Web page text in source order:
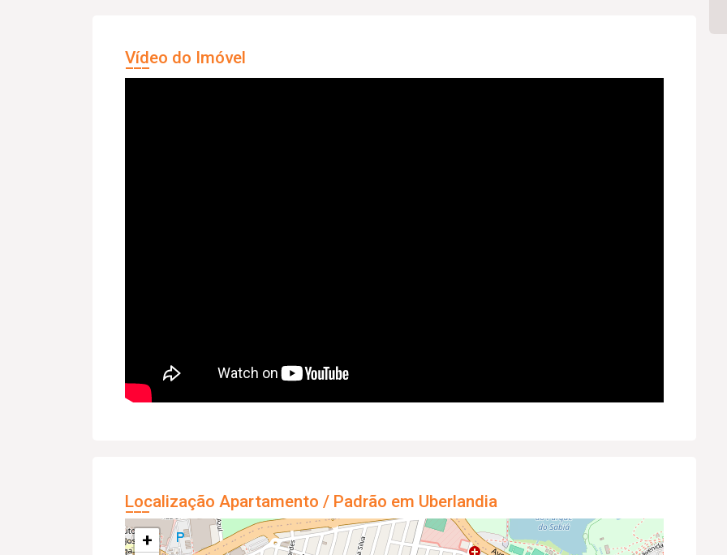
Vídeo do Imóvel
Localização Apartamento / Padrão em Uberlandia
+